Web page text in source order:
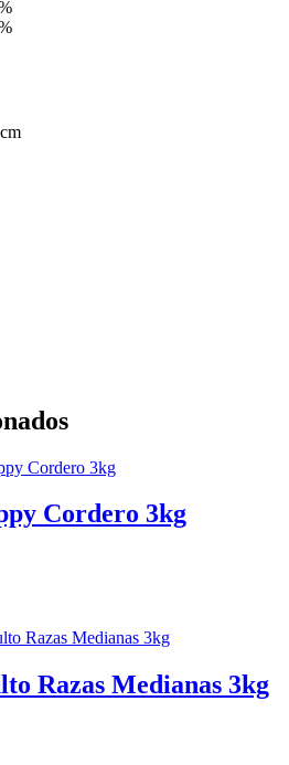
Cordero 3kg
Razas Medianas 3kg